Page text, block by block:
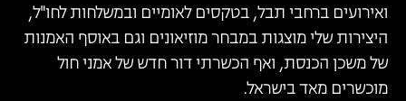
ואירועים ברחבי תבל, בטקסים לאומיים ובמשלחות לחו"ל,
היצירות שלי מוצגות במבחר מוזיאונים וגם באוסף האמנות
של משכן הכנסת, ואף הכשרתי דור חדש של אמני חול
מוכשרים מאד בישראל.